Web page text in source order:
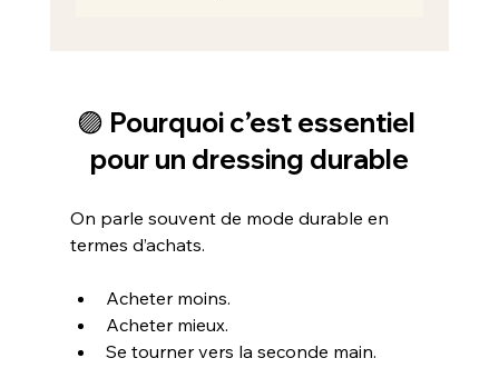
🟣 Pourquoi c’est essentiel
pour un dressing durable
On parle souvent de mode durable en
termes d’achats.
Acheter moins.
Acheter mieux.
Se tourner vers la seconde main.